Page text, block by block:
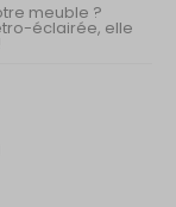
meuble ?
éclairée, elle